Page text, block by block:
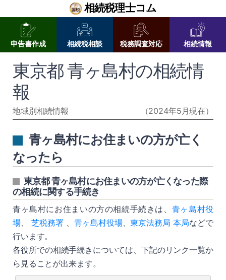
相続税理士コム
申告書作成 相続税相談 税務調査対応 相続情報
東京都 青ヶ島村の相続情
報
地域別相続情報 （2024年5月現在）
青ヶ島村にお住まいの方が亡く
なったら
東京都 青ヶ島村にお住まいの方が亡くなった際
の相続に関する手続き
青ヶ島村にお住まいの方の相続手続きは、 青ヶ島村役
場、 芝税務署、 青ヶ島村役場、東京法務局 本局などで
行います。
各役所での相続手続きについては、下記のリンク一覧か
ら見ることが出来ます。